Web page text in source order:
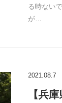
る時ない
が…
2021.08.7
【兵